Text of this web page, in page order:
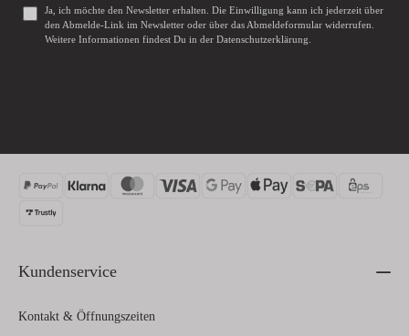
Ja, ich möchte den Newsletter erhalten. Die Einwilligung kann ich jederzeit über
den Abmelde-Link im Newsletter oder über das Abmeldeformularwiderrufen.
Weitere Informationen findest Du in der Datenschutzerklärung
Kundenservice
Kontakt & Öffnungszeiten